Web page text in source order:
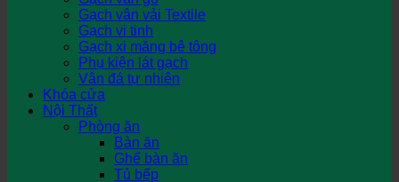
Gạch vân vải Textile
Gạch vi tinh
Gạch xi măng bê tông
Phụ kiện lát gạch
Vân đá tự nhiên
Khóa cửa
Nội Thất
Phòng ăn
Bàn ăn
Ghế bàn ăn
Tủ bếp